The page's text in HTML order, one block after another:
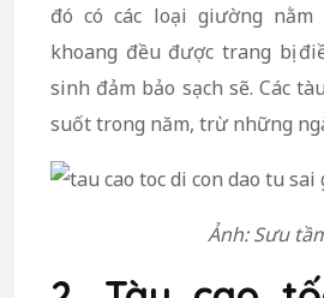
đó có các loại giường nằm
khoang đều được trang bị
sinh đảm bảo sạch sẽ. Các
suốt trong năm, trừ những
Ảnh: Sưu